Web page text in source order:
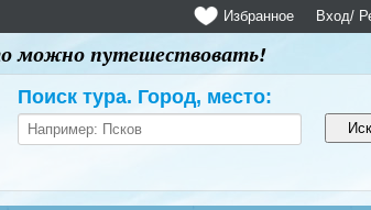
Вход/
Избранное
можно путешествовать!
Поиск тура. Город, место: